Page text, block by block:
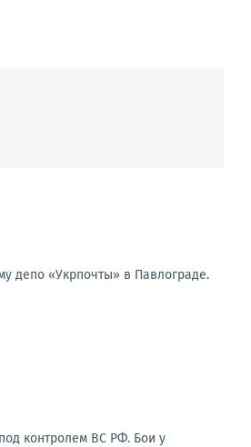
депо «Укрпочты» в Павлограде.
контролем ВС РФ. Бои у